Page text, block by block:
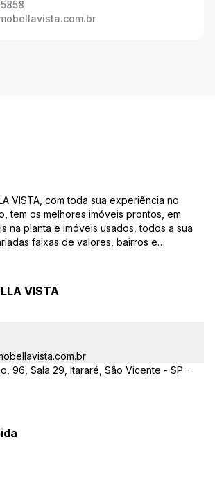
VISTA, com toda sua experiência no
tem os melhores imóveis prontos, em
na planta e imóveis usados, todos a sua
faixas de valores, bairros e
sempre prontos para responder-lhe
sobre casas, apartamentos, terrenos,
produtos imobiliários.
VISTA
96, Sala 29, Itararé, São Vicente - SP -